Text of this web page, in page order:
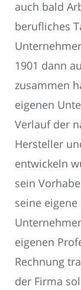
auch bald
berufliches
1901 dann
zusammen
eigenen
Verlauf der
Hersteller
entwickeln
sein
seine
eigenen
Rechnung
der Firma